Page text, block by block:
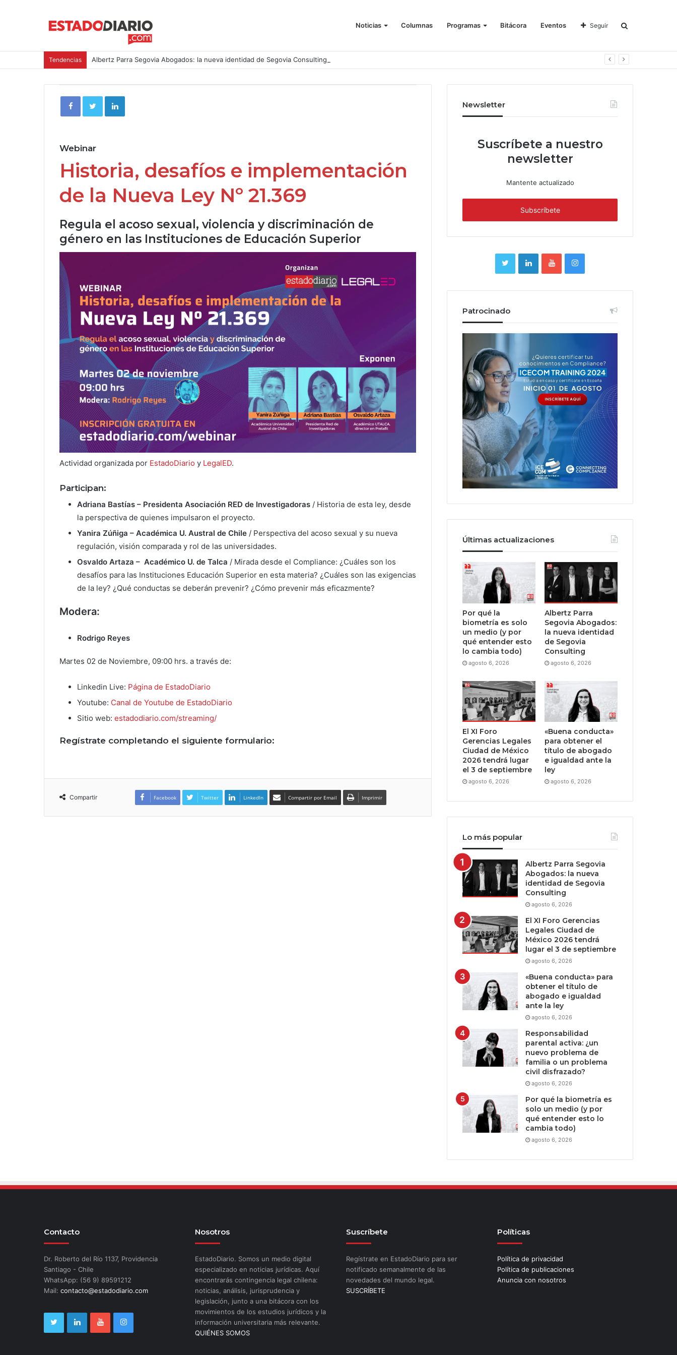
Noticias Columnas Programas Bitácora Eventos Seguir
Tendencias Albertz Parra Segovia Abogados: la nueva identidad de Segovia Consulting
Webinar
Historia, desafíos e implementación
de la Nueva Ley Nº 21.369
Regula el acoso sexual, violencia y discriminación de
género en las Instituciones de Educación Superior
Actividad organizada por EstadoDiario y LegalED.
Participan:
Adriana Bastías – Presidenta Asociación RED de Investigadoras / Historia de esta ley, desde
la perspectiva de quienes impulsaron el proyecto.
Yanira Zúñiga – Académica U. Austral de Chile / Perspectiva del acoso sexual y su nueva
regulación, visión comparada y rol de las universidades.
Osvaldo Artaza – Académico U. de Talca / Mirada desde el Compliance: ¿Cuáles son los
desafíos para las Instituciones Educación Superior en esta materia? ¿Cuáles son las exigencias
de la ley? ¿Qué conductas se deberán prevenir? ¿Cómo prevenir más eficazmente?
Modera:
Rodrigo Reyes
Martes 02 de Noviembre, 09:00 hrs. a través de:
Linkedin Live: Página de EstadoDiario
Youtube: Canal de Youtube de EstadoDiario
Sitio web: estadodiario.com/streaming/
Regístrate completando el siguiente formulario:
Compartir Facebook Twitter LinkedIn Compartir por Email Imprimir
Newsletter
Suscríbete a nuestro
newsletter
Mantente actualizado
Patrocinado
Últimas actualizaciones
Por qué la
biometría es solo
un medio (y por
qué entender esto
lo cambia todo)
agosto 6, 2026
Albertz Parra
Segovia Abogados:
la nueva identidad
de Segovia
Consulting
agosto 6, 2026
El XI Foro
Gerencias Legales
Ciudad de México
2026 tendrá lugar
el 3 de septiembre
agosto 6, 2026
«Buena conducta»
para obtener el
título de abogado
e igualdad ante la
ley
agosto 6, 2026
Lo más popular
Albertz Parra Segovia
Abogados: la nueva
identidad de Segovia
Consulting
agosto 6, 2026
El XI Foro Gerencias
Legales Ciudad de
México 2026 tendrá
lugar el 3 de septiembre
agosto 6, 2026
«Buena conducta» para
obtener el título de
abogado e igualdad
ante la ley
agosto 6, 2026
Responsabilidad
parental activa: ¿un
nuevo problema de
familia o un problema
civil disfrazado?
agosto 6, 2026
Por qué la biometría es
solo un medio (y por
qué entender esto lo
cambia todo)
agosto 6, 2026
Contacto
Dr. Roberto del Río 1137, Providencia
Santiago - Chile
WhatsApp: (56 9) 89591212
Mail: contacto@estadodiario.com
Nosotros
EstadoDiario. Somos un medio digital
especializado en noticias jurídicas. Aquí
encontrarás contingencia legal chilena:
noticias, análisis, jurisprudencia y
legislación, junto a una bitácora con los
movimientos de los estudios jurídicos y la
información universitaria más relevante.
QUIÉNES SOMOS
Suscríbete
Regístrate en EstadoDiario para ser
notificado semanalmente de las
novedades del mundo legal.
SUSCRÍBETE
Políticas
Política de privacidad
Política de publicaciones
Anuncia con nosotros